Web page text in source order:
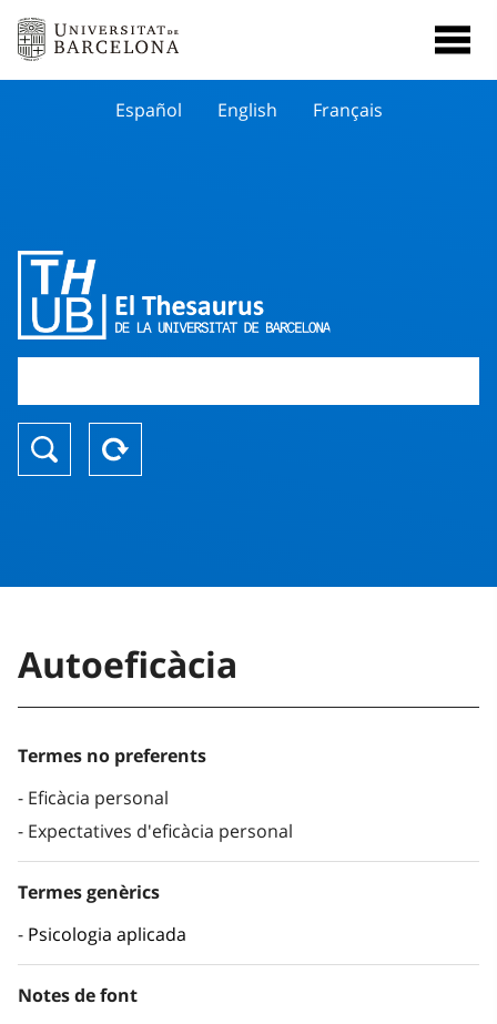
Español English Français
Autoeficàcia
Termes no preferents
Eficàcia personal
Expectatives d'eficàcia personal
Termes genèrics
Psicologia aplicada
Notes de font